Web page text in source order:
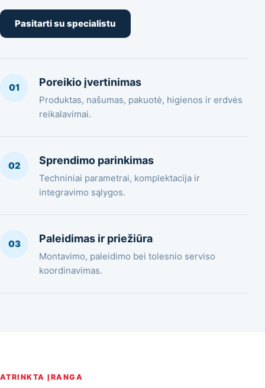
Pasitarti su specialistu
01 Poreikio įvertinimas
Produktas, našumas, pakuotė, higienos ir erdvės
reikalavimai.
02 Sprendimo parinkimas
Techniniai parametrai, komplektacija ir
integravimo sąlygos.
03 Paleidimas ir priežiūra
Montavimo, paleidimo bei tolesnio serviso
koordinavimas.
ATRINKTA ĮRANGA